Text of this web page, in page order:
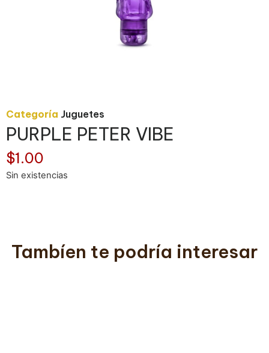
Categoría Juguetes
PURPLE PETER VIBE
$1.00
Sin existencias
Tambíen te podría interesar